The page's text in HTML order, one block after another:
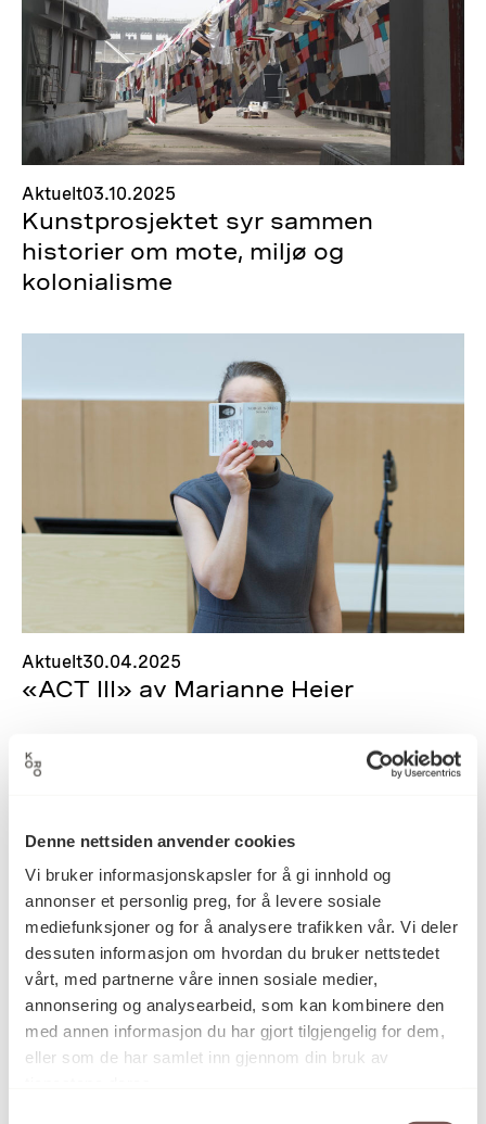
Denne nettsiden anvender cookies
Vi bruker informasjonskapsler for å gi innhold og
annonser et personlig preg, for å levere sosiale
mediefunksjoner og for å analysere trafikken vår. Vi deler
dessuten informasjon om hvordan du bruker nettstedet
vårt, med partnerne våre innen sosiale medier,
annonsering og analysearbeid, som kan kombinere den
med annen informasjon du har gjort tilgjengelig for dem,
eller som de har samlet inn gjennom din bruk av
Aktuelt03.10.2025
Kunstprosjektet syr sammen
historier om mote, miljø og
kolonialisme
Aktuelt30.04.2025
«ACT III» av Marianne Heier